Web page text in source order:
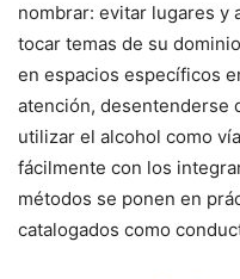
nombrar: evitar lugares y
tocar temas de su
en espacios específicos
atención, desentenderse
utilizar el alcohol como
fácilmente con los
métodos se ponen en
catalogados como